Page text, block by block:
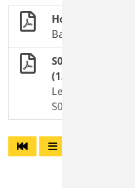
Holzbau
BauStatik-
S074 Holz-
(12/08)
S074 |